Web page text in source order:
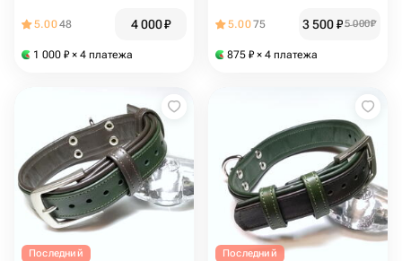
5.0048 4 000₽
1 000 ₽ × 4 платежа
5.0075 3 500₽5 000₽
875 ₽ × 4 платежа
Последний Последний